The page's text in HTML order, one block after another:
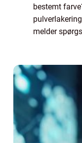
bestemt
melder
dette skal